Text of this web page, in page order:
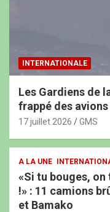
INTERNATIONALE
Les Gardiens de
frappé des
17 juillet 2026 GMS
A LA UNE
«Si tu bouges, on
!» : 11 camions
et Bamako